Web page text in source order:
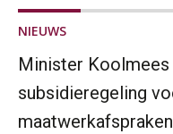
NIEUWS
Minister Koolmees
subsidieregeling